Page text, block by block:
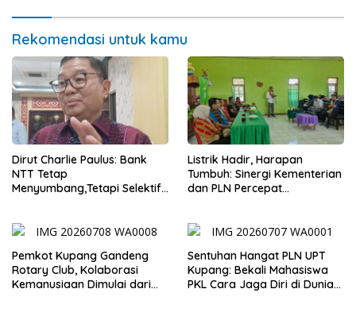
Rekomendasi untuk kamu
Dirut Charlie Paulus: Bank
NTT Tetap
Menyumbang,Tetapi Selektif
Listrik Hadir, Harapan
Tumbuh: Sinergi Kementerian
dan PLN Percepat
Pemkot Kupang Gandeng
Rotary Club, Kolaborasi
Kemanusiaan Dimulai dari
Sentuhan Hangat PLN UPT
Kupang: Bekali Mahasiswa
PKL Cara Jaga Diri di Dunia